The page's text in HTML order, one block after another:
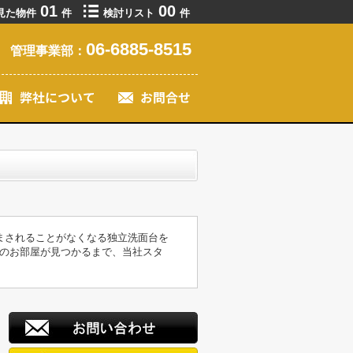
た物件 01 件 検討リスト 00 件
管理事業部： 06-6885-8515
れることがなくなる独立洗面台を
お部屋が見つかるまで、当社スタ